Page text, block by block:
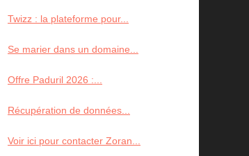
Twizz : la plateforme pour...
Se marier dans un domaine...
Offre Paduril 2026 :...
Récupération de données...
Voir ici pour contacter Zoran...